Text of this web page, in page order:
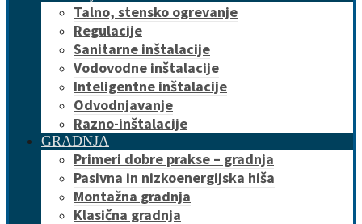
Talno, stensko ogrevanje
Regulacije
Sanitarne inštalacije
Vodovodne inštalacije
Inteligentne inštalacije
Odvodnjavanje
Razno-inštalacije
GRADNJA
Primeri dobre prakse – gradnja
Pasivna in nizkoenergijska hiša
Montažna gradnja
Klasična gradnja